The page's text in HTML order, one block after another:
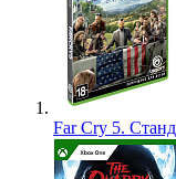
Far Cry 5.